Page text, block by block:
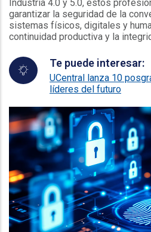
Industria 4.0 y 5.0, estos
garantizar la seguridad de la
sistemas físicos, digitales y
continuidad productiva y la
Te puede interesar:
UCentral lanza 10
líderes del futuro